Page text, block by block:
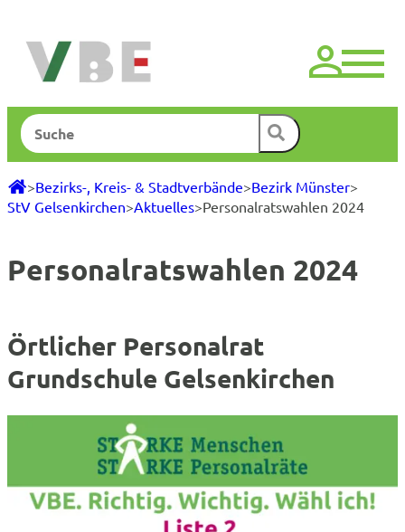
springen
Suchen
>Bezirks-, Kreis- & Stadtverbände>Bezirk Münster>
StV Gelsenkirchen>Aktuelles>Personalratswahlen 2024
Personalratswahlen 2024
Örtlicher Personalrat
Grundschule Gelsenkirchen